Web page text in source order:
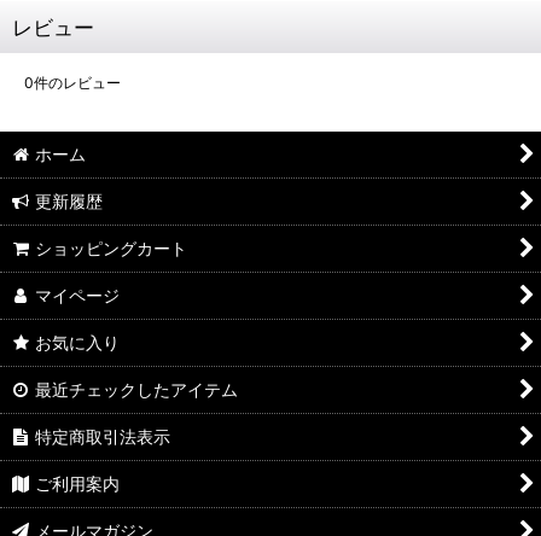
レビュー
0件のレビュー
ホーム
更新履歴
ショッピングカート
マイページ
お気に入り
最近チェックしたアイテム
特定商取引法表示
ご利用案内
メールマガジン